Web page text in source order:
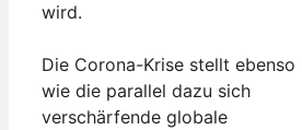
wird.
Die Corona-Krise stellt ebenso
wie die parallel dazu sich
verschärfende globale